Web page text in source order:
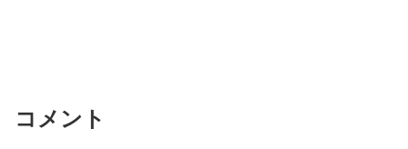
コメント